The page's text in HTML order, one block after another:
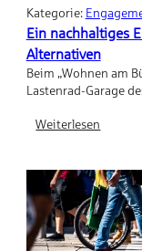
Kategorie:
Ein nachhaltiges
Alternativen
Beim „Wohnen am
Lastenrad-Garage
Weiterlesen
:
Erfurt?
Ein
Impuls
für